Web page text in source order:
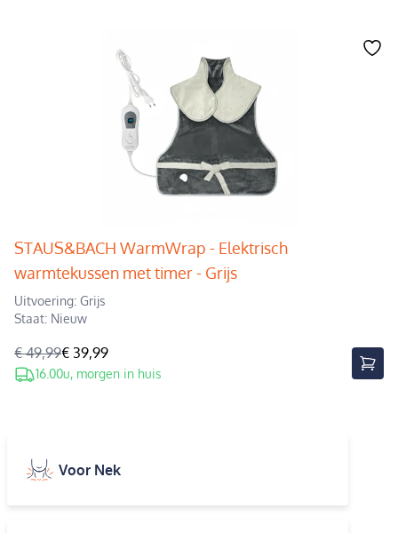
STAUS&BACH WarmWrap - Elektrisch
warmtekussen met timer - Grijs
Uitvoering: Grijs
Staat: Nieuw
€ 49,99€ 39,99
16.00u, morgen in huis
Voor Nek